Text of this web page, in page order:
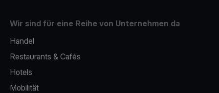
Wir sind für eine Reihe von Unternehmen da
Handel
Restaurants & Cafés
Hotels
Mobilität